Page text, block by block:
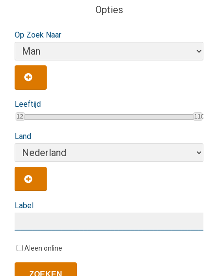
Opties
Op Zoek Naar
Leeftijd
12 110
Land
Label
Aleen online